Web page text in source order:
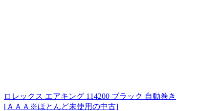
ロレックス エアキング 114200 ブラック 自動巻き
[ＡＡＡ※ほとんど未使用の中古]